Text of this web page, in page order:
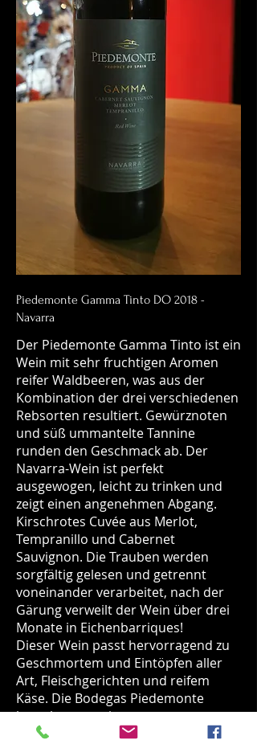
Piedemonte Gamma Tinto DO 2018 -
Navarra
Der Piedemonte Gamma Tinto ist ein
Wein mit sehr fruchtigen Aromen
reifer Waldbeeren, was aus der
Kombination der drei verschiedenen
Rebsorten resultiert. Gewürznoten
und süß ummantelte Tannine
runden den Geschmack ab. Der
Navarra-Wein ist perfekt
ausgewogen, leicht zu trinken und
zeigt einen angenehmen Abgang.
Kirschrotes Cuvée aus Merlot,
Tempranillo und Cabernet
Sauvignon. Die Trauben werden
sorgfältig gelesen und getrennt
voneinander verarbeitet, nach der
Gärung verweilt der Wein über drei
Monate in Eichenbarriques!
Dieser Wein passt hervorragend zu
Geschmortem und Eintöpfen aller
Art, Fleischgerichten und reifem
Käse. Die Bodegas Piedemonte
bestehen aus einem
Zusammenschluss von mehreren